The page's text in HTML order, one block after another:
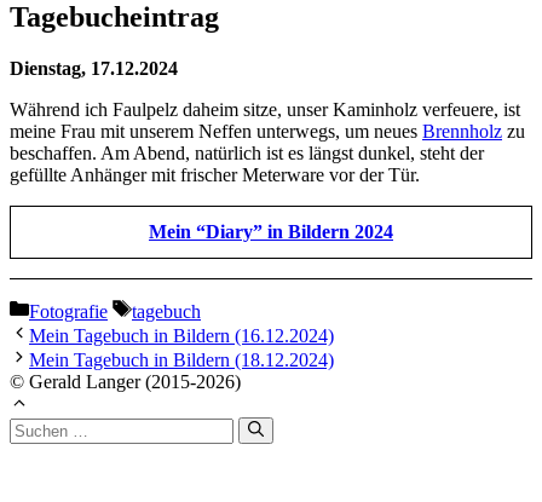
Tagebucheintrag
Dienstag, 17.12.2024
Während ich Faulpelz daheim sitze, unser Kaminholz verfeuere, ist
meine Frau mit unserem Neffen unterwegs, um neues Brennholz zu
beschaffen. Am Abend, natürlich ist es längst dunkel, steht der
gefüllte Anhänger mit frischer Meterware vor der Tür.
Mein “Diary” in Bildern 2024
Kategorien
Fotografie Schlagwörter
tagebuch
Mein Tagebuch in Bildern (16.12.2024)
Mein Tagebuch in Bildern (18.12.2024)
© Gerald Langer (2015-2026)
Suchen
nach: